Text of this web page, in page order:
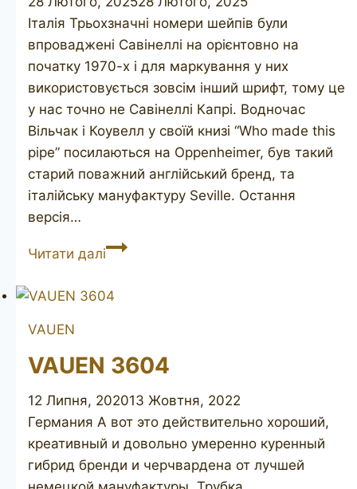
Італія Трьохзначні номери шейпів були
впроваджені Савінеллі на орієнтовно на
початку 1970-х і для маркування у них
використовується зовсім інший шрифт, тому це
у нас точно не Савінеллі Капрі. Водночас
Вільчак і Коувелл у своїй книзі “Who made this
pipe” посилаються на Oppenheimer, був такий
старий поважний англійський бренд, та
італійську мануфактуру Seville. Остання
версія…
Читати даліCAPRI
VAUEN
VAUEN 3604
12 Липня, 202013 Жовтня, 2022
Германия А вот это действительно хороший,
креативный и довольно умеренно куренный
гибрид бренди и черчвардена от лучшей